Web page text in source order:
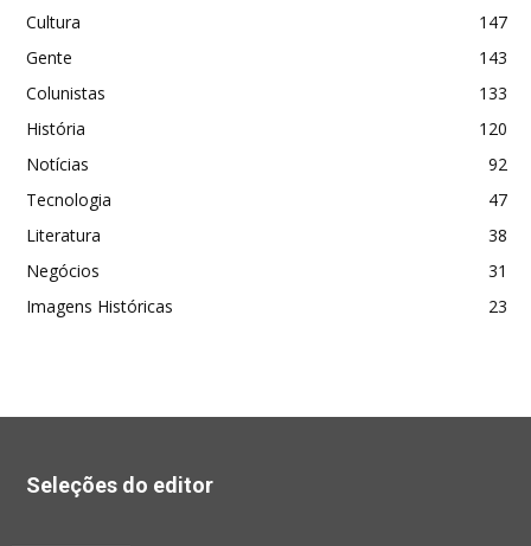
Cultura
147
Gente
143
Colunistas
133
História
120
Notícias
92
Tecnologia
47
Literatura
38
Negócios
31
Imagens Históricas
23
Seleções do editor